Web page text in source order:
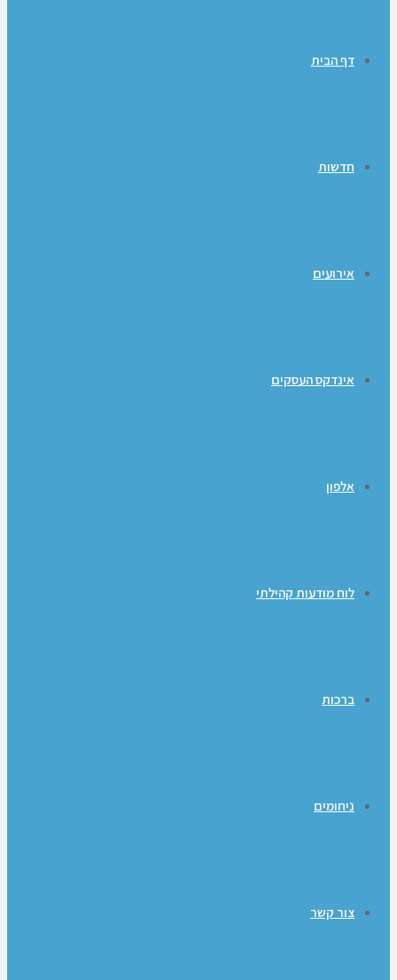
דף הבית
חדשות
אירועים
אינדקס העסקים
אלפון
לוח מודעות קהילתי
ברכות
ניחומים
צור קשר